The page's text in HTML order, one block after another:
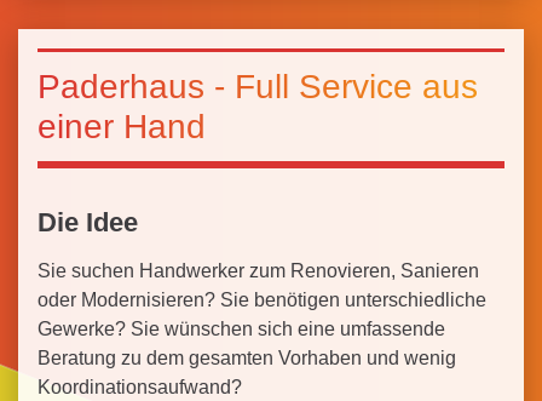
Paderhaus - Full Service aus
einer Hand
Die Idee
Sie suchen Handwerker zum Renovieren, Sanieren
oder Modernisieren? Sie benötigen unterschiedliche
Gewerke? Sie wünschen sich eine umfassende
Beratung zu dem gesamten Vorhaben und wenig
Koordinationsaufwand?